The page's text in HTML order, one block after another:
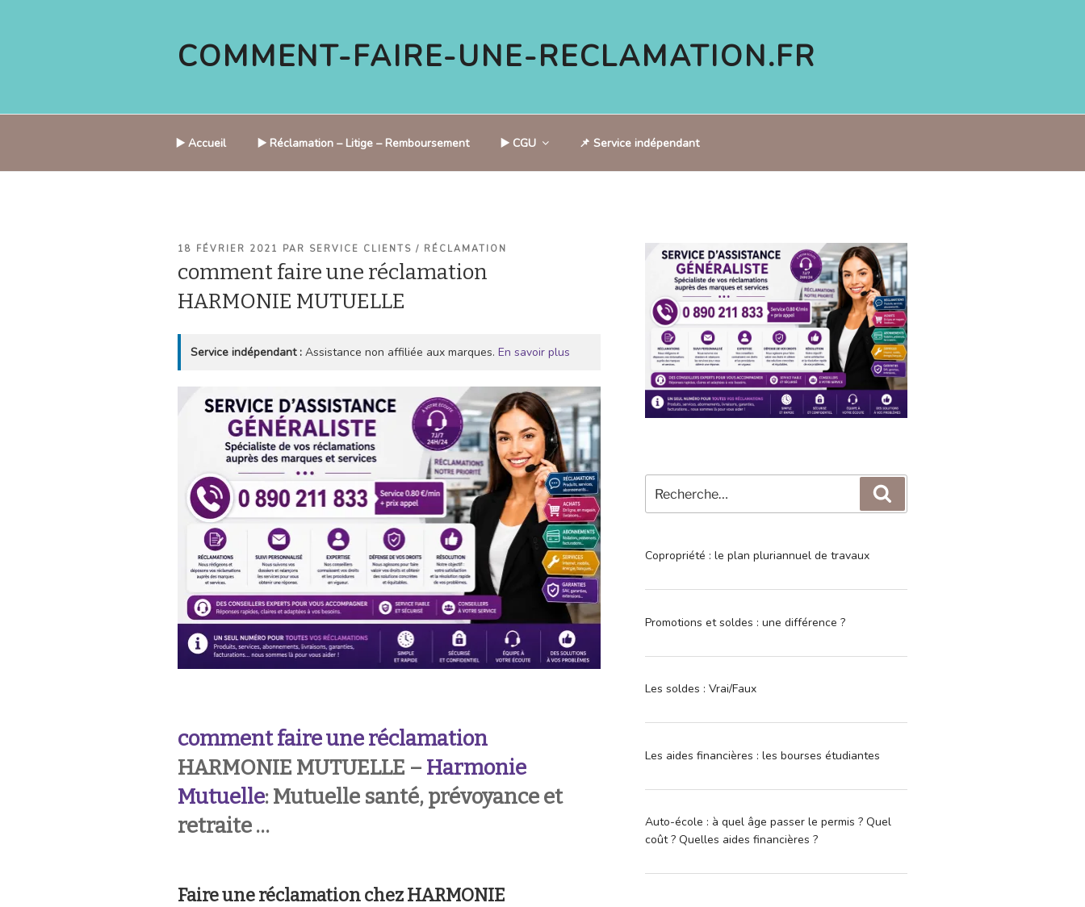
COMMENT-FAIRE-UNE-RECLAMATION.FR
▶️ Accueil ▶️ Réclamation – Litige – Remboursement ▶️ CGU 📌 Service indépendant
PUBLIÉ
18 FÉVRIER 2021 PAR SERVICE CLIENTS / RÉCLAMATION
comment faire une réclamation
HARMONIE MUTUELLE
Service indépendant : Assistance non affiliée aux marques. En savoir plus
comment faire une réclamation
HARMONIE MUTUELLE – Harmonie
Mutuelle: Mutuelle santé, prévoyance et
retraite …
Faire une réclamation chez HARMONIE
pour
:
Copropriété : le plan pluriannuel de travaux
Promotions et soldes : une différence ?
Les soldes : Vrai/Faux
Les aides financières : les bourses étudiantes
Auto-école : à quel âge passer le permis ? Quel
coût ? Quelles aides financières ?